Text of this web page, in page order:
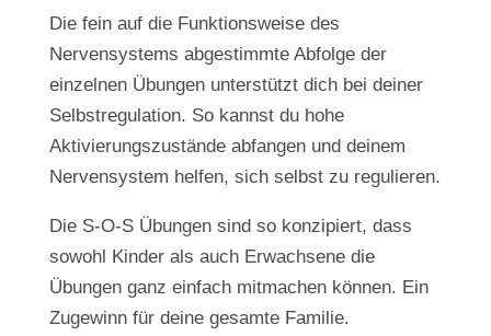
Die fein auf die Funktionsweise des
Nervensystems abgestimmte Abfolge der
einzelnen Übungen unterstützt dich bei deiner
Selbstregulation. So kannst du hohe
Aktivierungszustände abfangen und deinem
Nervensystem helfen, sich selbst zu regulieren.
Die S-O-S Übungen sind so konzipiert, dass
sowohl Kinder als auch Erwachsene die
Übungen ganz einfach mitmachen können. Ein
Zugewinn für deine gesamte Familie.